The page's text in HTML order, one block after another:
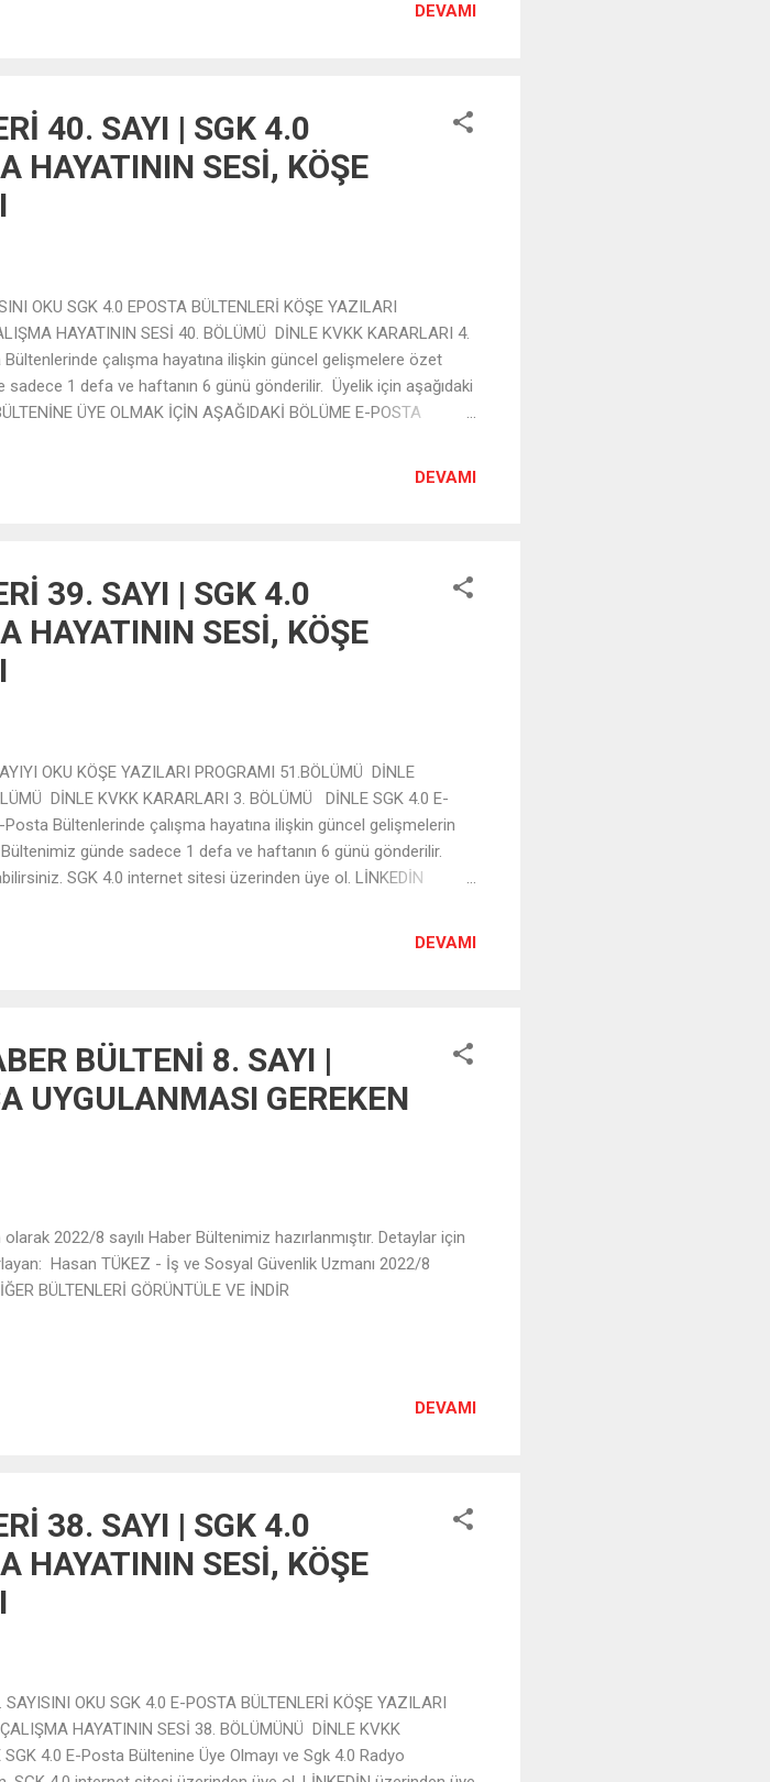
DEVAMI
40. SAYI | SGK 4.0
HAYATININ SESİ, KÖŞE
OKU SGK 4.0 EPOSTA BÜLTENLERİ KÖŞE YAZILARI
HAYATININ SESİ 40. BÖLÜMÜ DİNLE KVKK KARARLARI 4.
çalışma hayatına ilişkin güncel gelişmelere özet
1 defa ve haftanın 6 günü gönderilir. Üyelik için aşağıdaki
ÜYE OLMAK İÇİN AŞAĞIDAKİ BÖLÜME E-POSTA
DEVAMI
39. SAYI | SGK 4.0
HAYATININ SESİ, KÖŞE
OKU KÖŞE YAZILARI PROGRAMI 51.BÖLÜMÜ DİNLE
DİNLE KVKK KARARLARI 3. BÖLÜMÜ DİNLE SGK 4.0 E-
Bültenlerinde çalışma hayatına ilişkin güncel gelişmelerin
günde sadece 1 defa ve haftanın 6 günü gönderilir.
SGK 4.0 internet sitesi üzerinden üye ol. LİNKEDİN
DEVAMI
BÜLTENİ 8. SAYI |
UYGULANMASI GEREKEN
2022/8 sayılı Haber Bültenimiz hazırlanmıştır. Detaylar için
Hasan TÜKEZ - İş ve Sosyal Güvenlik Uzmanı 2022/8
BÜLTENLERİ GÖRÜNTÜLE VE İNDİR
DEVAMI
38. SAYI | SGK 4.0
HAYATININ SESİ, KÖŞE
OKU SGK 4.0 E-POSTA BÜLTENLERİ KÖŞE YAZILARI
HAYATININ SESİ 38. BÖLÜMÜNÜ DİNLE KVKK
4.0 E-Posta Bültenine Üye Olmayı ve Sgk 4.0 Radyo